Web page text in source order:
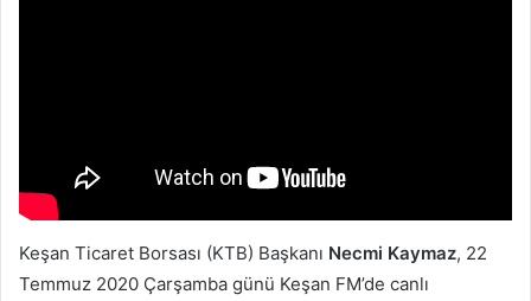
Keşan Ticaret Borsası (KTB) Başkanı Necmi Kaymaz, 22
Temmuz 2020 Çarşamba günü Keşan FM’de canlı